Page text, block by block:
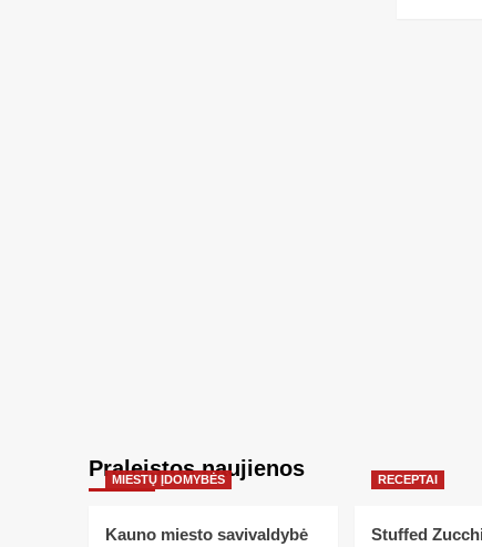
Praleistos naujienos
MIESTŲ ĮDOMYBĖS
Kauno miesto savivaldybė
RECEPTAI
Stuffed